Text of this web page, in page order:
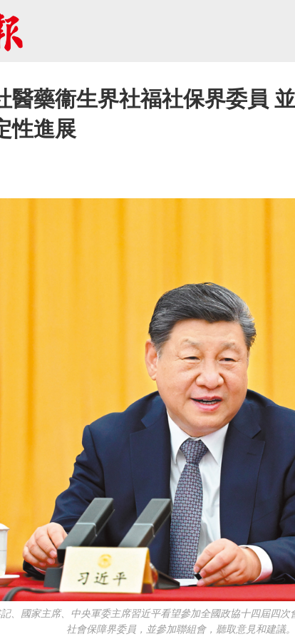
醫藥衞生界社福社保界委員
性進展
、國家主席、中央軍委主席習近平看望參加全國政協十四屆四
社會保障界委員，並參加聯組會，聽取意見和建議